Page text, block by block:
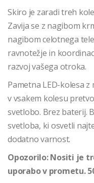
Skiro je zaradi treh
Zavija se z nagibom
nagibom celotnega
ravnotežje in
razvoj vašega otroka.
Pametna LED-kolesa
v vsakem kolesu
svetlobo. Brez baterij.
svetloba, ki osvetli
dodatno varnost.
Opozorilo: Nositi je
uporabo v prometu.